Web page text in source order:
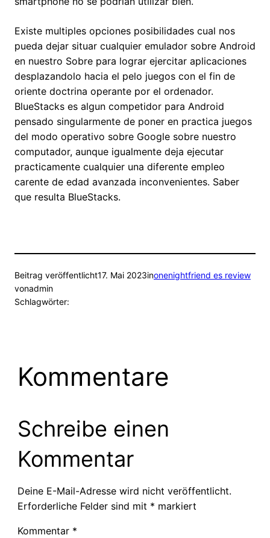
Existe multiples opciones posibilidades cual nos
pueda dejar situar cualquier emulador sobre Android
en nuestro Sobre para lograr ejercitar aplicaciones
desplazandolo hacia el pelo juegos con el fin de
oriente doctrina operante por el ordenador.
BlueStacks es algun competidor para Android
pensado singularmente de poner en practica juegos
del modo operativo sobre Google sobre nuestro
computador, aunque igualmente deja ejecutar
practicamente cualquier una diferente empleo
carente de edad avanzada inconvenientes. Saber
que resulta BlueStacks.
Beitrag veröffentlicht17. Mai 2023inonenightfriend es review
vonadmin
Schlagwörter:
Kommentare
Schreibe einen
Kommentar
Deine E-Mail-Adresse wird nicht veröffentlicht.
Erforderliche Felder sind mit * markiert
Kommentar *